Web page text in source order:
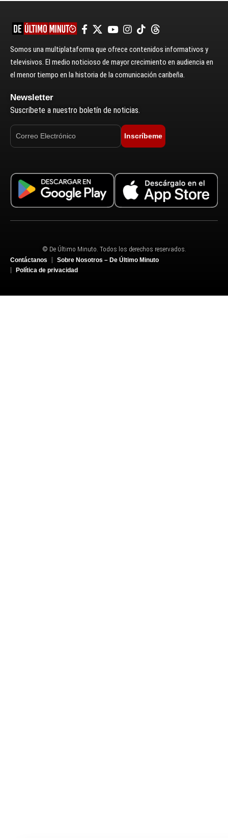
Somos una multiplataforma que ofrece contenidos informativos y
televisivos. El medio noticioso de mayor crecimiento en audiencia en
el menor tiempo en la historia de la comunicación caribeña.
Newsletter
Suscríbete a nuestro boletín de noticias.
Inscríbeme
© De Último Minuto. Todos los derechos reservados.
Contáctanos
Sobre Nosotros – De Último Minuto
Política de privacidad